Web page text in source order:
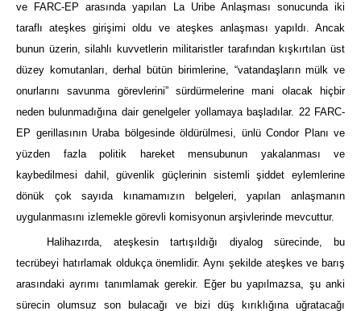
ve FARC-EP arasında yapılan La Uribe Anlaşması sonucunda iki
taraflı ateşkes girişimi oldu ve ateşkes anlaşması yapıldı. Ancak
bunun üzerin, silahlı kuvvetlerin militaristler tarafından kışkırtılan üst
düzey komutanları, derhal bütün birimlerine, “vatandaşların mülk ve
onurlarını savunma görevlerini” sürdürmelerine mani olacak hiçbir
neden bulunmadığına dair genelgeler yollamaya başladılar. 22 FARC-
EP gerillasının Uraba bölgesinde öldürülmesi, ünlü Condor Planı ve
yüzden fazla politik hareket mensubunun yakalanması ve
kaybedilmesi dahil, güvenlik güçlerinin sistemli şiddet eylemlerine
dönük çok sayıda kınamamızın belgeleri, yapılan anlaşmanın
uygulanmasını izlemekle görevli komisyonun arşivlerinde mevcuttur.
Halihazırda, ateşkesin tartışıldığı diyalog sürecinde, bu
tecrübeyi hatırlamak oldukça önemlidir. Aynı şekilde ateşkes ve barış
arasındaki ayrımı tanımlamak gerekir. Eğer bu yapılmazsa, şu anki
sürecin olumsuz son bulacağı ve bizi düş kırıklığına uğratacağı